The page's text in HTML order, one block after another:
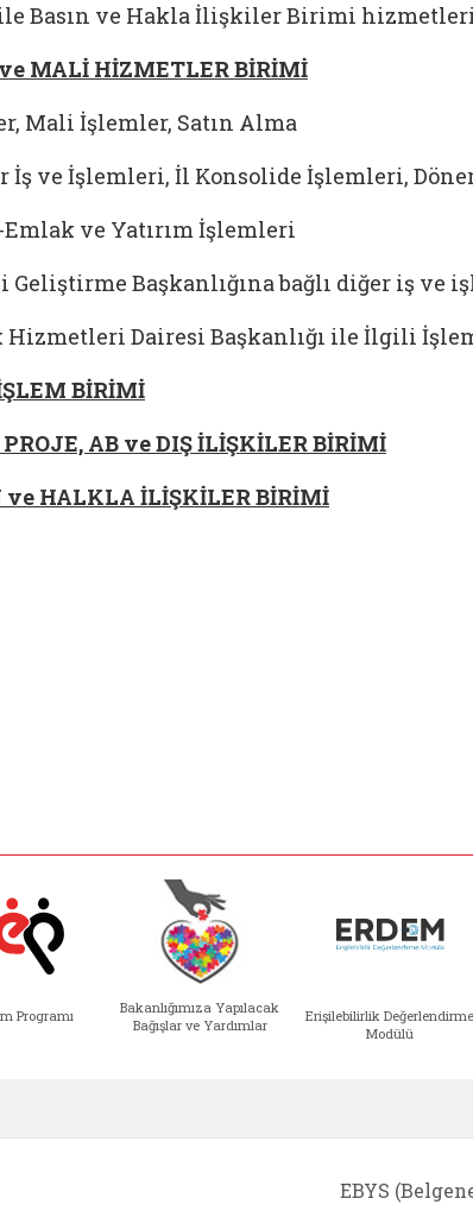
Basın ve Hakla İlişkiler Birimi
MALİ HİZMETLER BİRİMİ
Mali İşlemler, Satın Alma
İş ve İşlemleri, İl Konsolide İşlemleri,
ve Yatırım İşlemleri
Geliştirme Başkanlığına bağlı diğer iş ve
Hizmetleri Dairesi Başkanlığı ile İlgili
BİRİMİ
PROJE, AB ve DIŞ İLİŞKİLER BİRİMİ
ve HALKLA İLİŞKİLER BİRİMİ
Programı
Bakanlığımıza Yapılacak
Bağışlar ve Yardımlar
Erişilebilirlik Değerlendirme
Modülü
EBYS